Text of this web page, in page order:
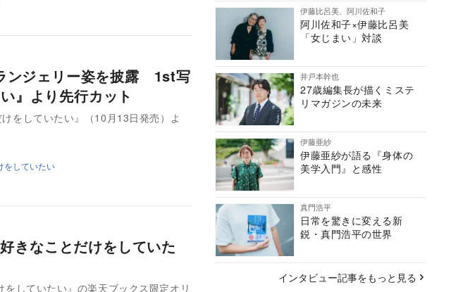
ンジェリー姿を披露 1st写
』より先行カット
をしていたい』（10月13日発売）よ
をしていたい
きなことだけをしていた
していたい』の楽天ブックス限定オリ
伊藤比呂美、阿川佐和子
阿川佐和子×伊藤比呂美
「女じまい」対談
井戸本幹也
27歳編集長が描くミステ
リマガジンの未来
伊藤亜紗
伊藤亜紗が語る『身体の
美学入門』と感性
真門浩平
日常を驚きに変える新
鋭・真門浩平の世界
インタビュー記事をもっと見る